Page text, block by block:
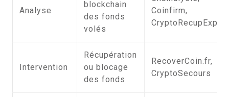
Analyse
blockchain
des fonds
volés
Coinfirm,
CryptoRecupExpert
Intervention
Récupération
ou blocage
des fonds
RecoverCoin.fr,
CryptoSecours